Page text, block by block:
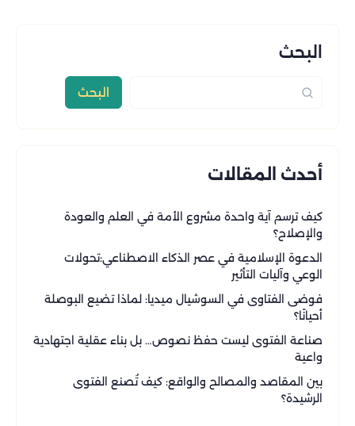
البحث
البحث
أحدث المقالات
كيف ترسم آية واحدة مشروع الأمة في العلم والعودة
والإصلاح؟
الدعوة الإسلامية في عصر الذكاء الاصطناعي:تحولات
الوعي وآليات التأثير
فوضى الفتاوى في السوشيال ميديا: لماذا تضيع البوصلة
أحيانًا؟
صناعة الفتوى ليست حفظ نصوص… بل بناء عقلية اجتهادية
واعية
بين المقاصد والمصالح والواقع: كيف تُصنع الفتوى
الرشيدة؟